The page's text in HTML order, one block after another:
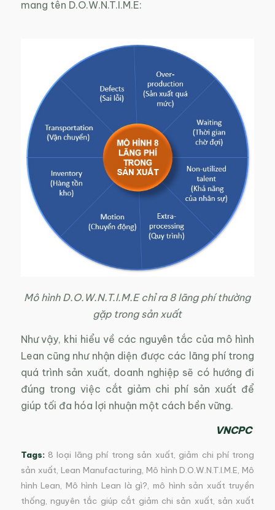
mang tên D.O.W.N.T.I.M.E:
Mô hình D.O.W.N.T.I.M.E chỉ ra 8 lãng phí thường
gặp trong sản xuất
Như vậy, khi hiểu về các nguyên tắc của mô hình
Lean cũng như nhận diện được các lãng phí trong
quá trình sản xuất, doanh nghiệp sẽ có hướng đi
đúng trong việc cắt giảm chi phí sản xuất để
giúp tối đa hóa lợi nhuận một cách bền vững.
VNCPC
Tags: 8 loại lãng phí trong sản xuất, giảm chi phí trong
sản xuất, Lean Manufacturing, Mô hình D.O.W.N.T.I.M.E,Mô
hình Lean, Mô hình Lean là gì?, mô hình sản xuất truyền
thống, nguyên tắc giúp cắt giảm chi sản xuất, sản xuất